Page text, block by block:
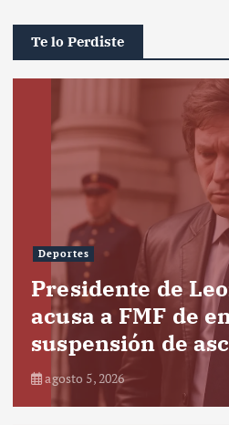
Te lo Perdiste
Deportes
Presidente de
acusa a FMF de
suspensión de
agosto 5, 2026